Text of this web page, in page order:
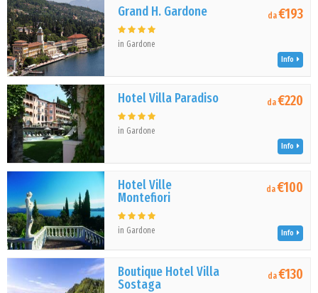
Grand H. Gardone
in Gardone
da€193
Info
Hotel Villa Paradiso
in Gardone
da€220
Info
Hotel Ville
Montefiori
in Gardone
da€100
Info
Boutique Hotel Villa
Sostaga
da€130